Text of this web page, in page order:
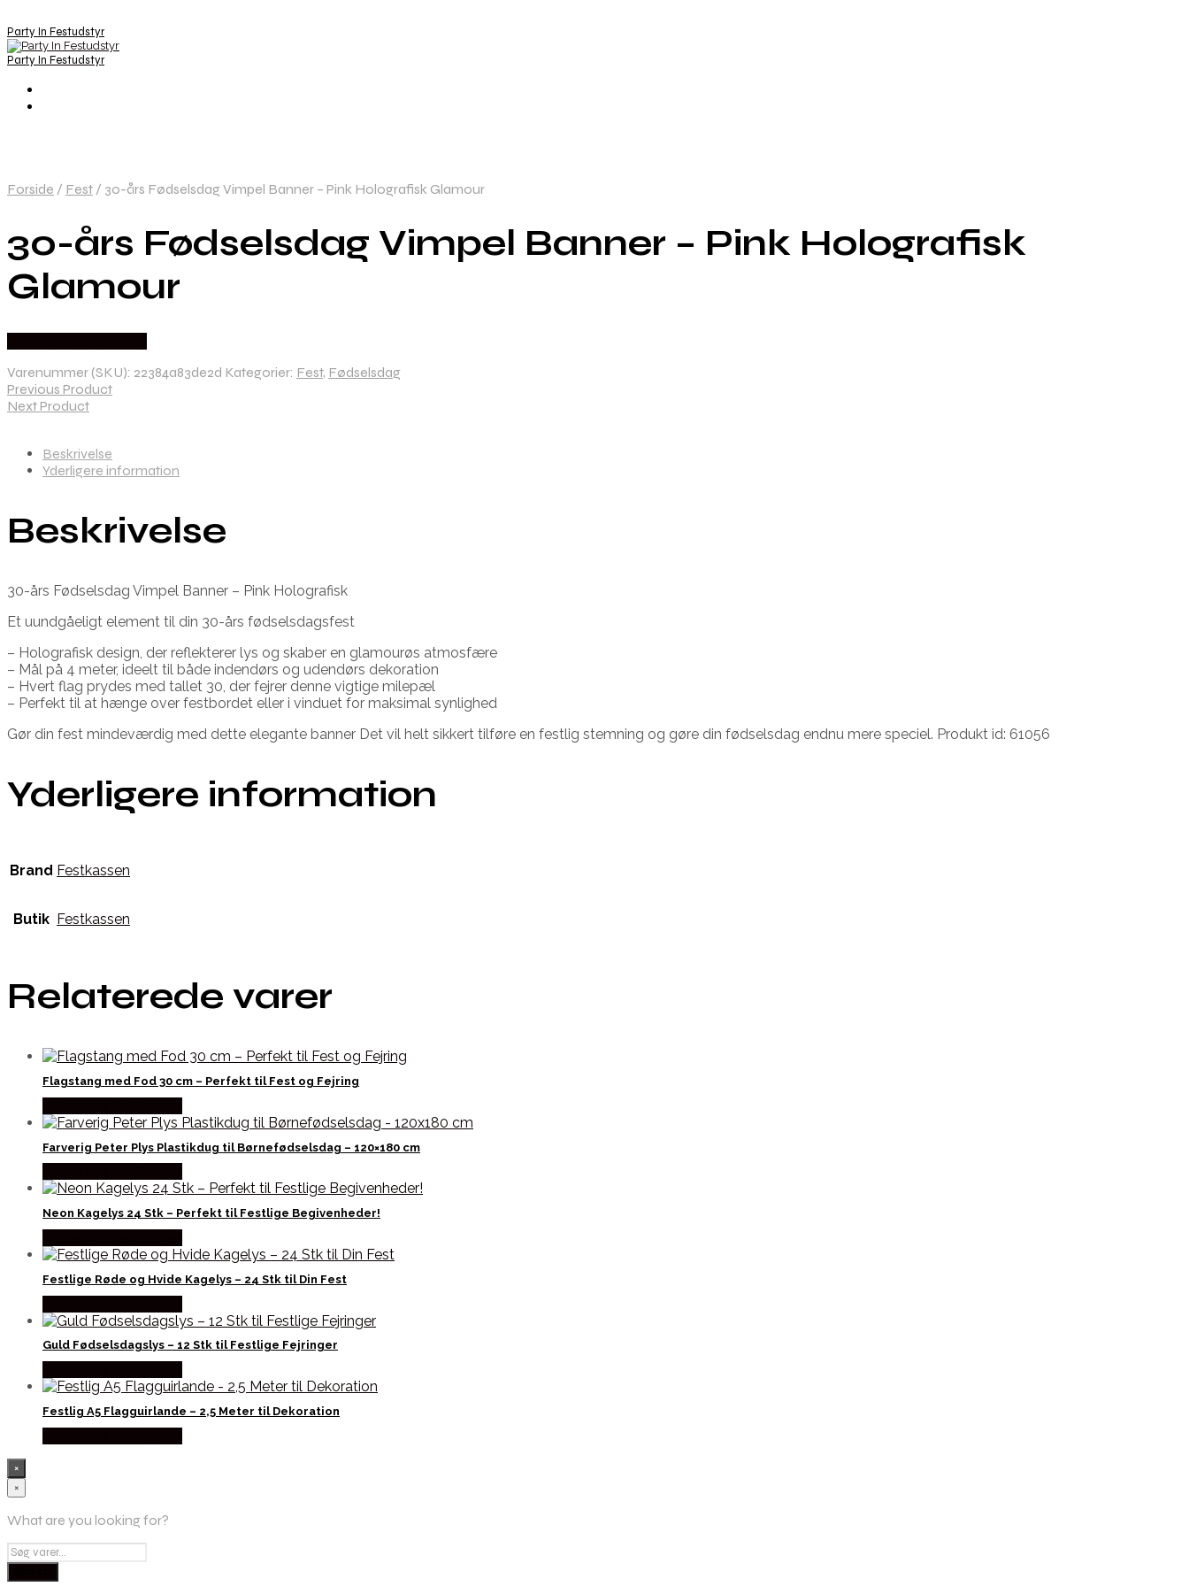
Party In Festudstyr
Party In Festudstyr
Forside / Fest / 30-års Fødselsdag Vimpel Banner – Pink Holografisk Glamour
30-års Fødselsdag Vimpel Banner – Pink Holografisk
Glamour
Varenummer (SKU): 22384a83de2d Kategorier: Fest, Fødselsdag
Previous Product
Next Product
Beskrivelse
Yderligere information
Beskrivelse
30-års Fødselsdag Vimpel Banner – Pink Holografisk
Et uundgåeligt element til din 30-års fødselsdagsfest
– Holografisk design, der reflekterer lys og skaber en glamourøs atmosfære
– Mål på 4 meter, ideelt til både indendørs og udendørs dekoration
– Hvert flag prydes med tallet 30, der fejrer denne vigtige milepæl
– Perfekt til at hænge over festbordet eller i vinduet for maksimal synlighed
Gør din fest mindeværdig med dette elegante banner Det vil helt sikkert tilføre en festlig stemning og gøre din fødselsdag endnu mere speciel. Produkt id: 61056
Yderligere information
Brand Festkassen
Butik Festkassen
Relaterede varer
Flagstang med Fod 30 cm – Perfekt til Fest og Fejring
Farverig Peter Plys Plastikdug til Børnefødselsdag – 120×180 cm
Neon Kagelys 24 Stk – Perfekt til Festlige Begivenheder!
Festlige Røde og Hvide Kagelys – 24 Stk til Din Fest
Guld Fødselsdagslys – 12 Stk til Festlige Fejringer
Festlig A5 Flagguirlande – 2,5 Meter til Dekoration
×
×
What are you looking for?